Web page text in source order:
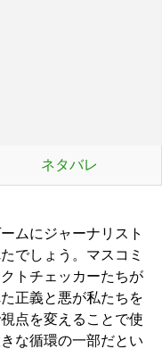
ネタバレ
ムにジャーナリスト
でしょう。マスコミ
トチェッカーたちが
正義と悪が私たちを
点を変えることで使
な循環の一部だとい